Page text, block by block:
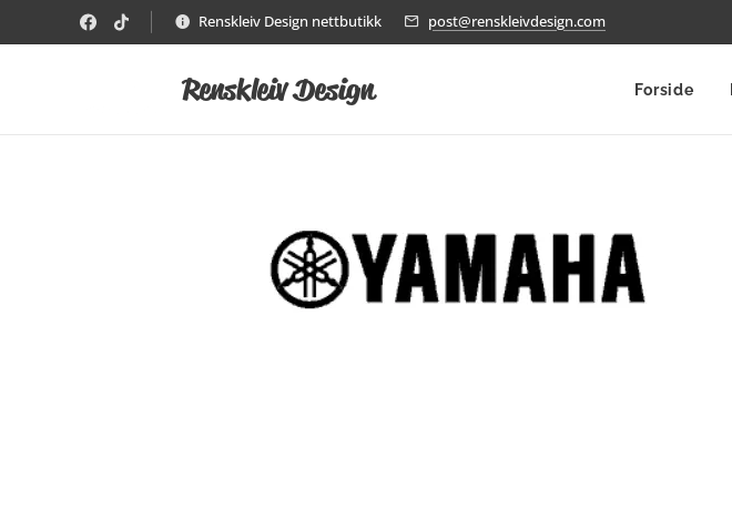
Renskleiv Design nettbutikk post@renskleivdesign.com
Renskleiv Design Forside